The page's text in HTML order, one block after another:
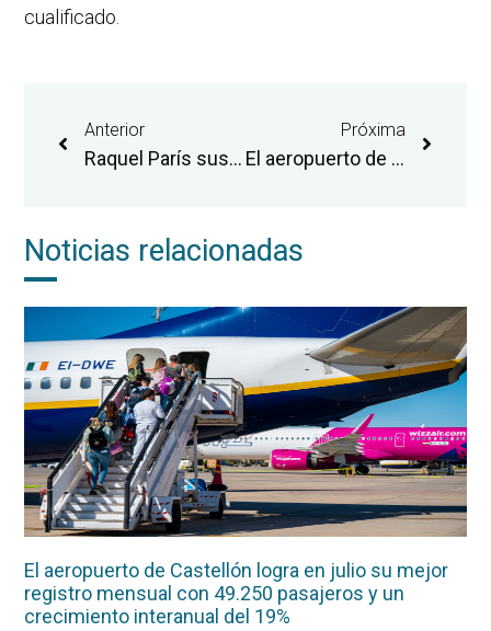
cualificado.
Anterior
Raquel París sustituirá a Justo Vellón en la dirección general del Aeropuerto de Castellón
Próxima
El aeropuerto de Castellón presenta a las agencias de viajes de la provincia su catálogo de rutas para la temporada de verano
Noticias relacionadas
El aeropuerto de Castellón logra en julio su mejor
registro mensual con 49.250 pasajeros y un
crecimiento interanual del 19%